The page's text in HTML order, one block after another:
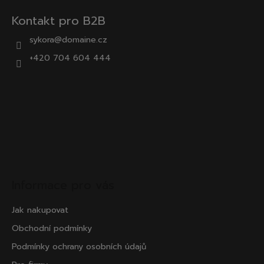
Kontakt pro B2B
sykora@domaine.cz
+420 704 604 444
Jak nakupovat
Obchodní podmínky
Podmínky ochrany osobních údajů